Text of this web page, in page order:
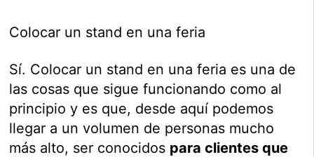
Colocar un stand en una feria
Sí. Colocar un stand en una feria es una de
las cosas que sigue funcionando como al
principio y es que, desde aquí podemos
llegar a un volumen de personas mucho
más alto, ser conocidos para clientes que